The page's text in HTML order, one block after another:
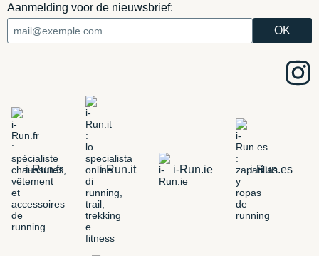
Aanmelding voor de nieuwsbrief:
i-Run.fr i-Run.it i-Run.ie i-Run.es